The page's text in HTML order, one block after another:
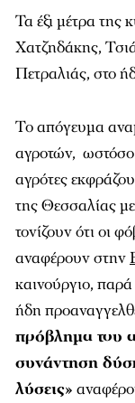
Τα έξι μέτρα της
Χατζηδάκης,
Πετραλιάς, στο
Το απόγευμα
αγροτών, ωστόσο
αγρότες
της Θεσσαλίας
τονίζουν ότι οι
αναφέρουν στην
καινούργιο,
ήδη
πρόβλημα του
συνάντηση
λύσεις»